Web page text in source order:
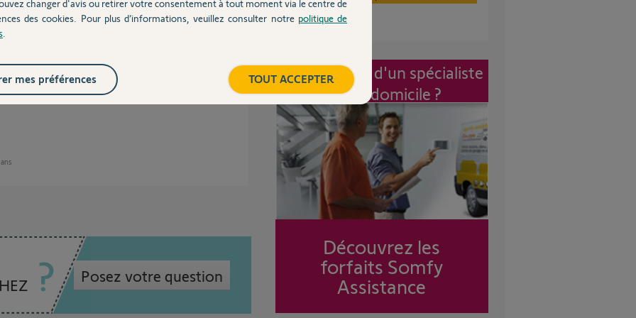
et exploitable. Dans ce cas-là,
qu'il supprime le Link/la caméra depuis
effectuer cette manipulation.
Posez votre question
Intervention d'un spécialiste
à mon domicile ?
Découvrez les
forfaits Somfy
Assistance
changer d'avis ou retirer votre consentement à tout moment via le centre de
des cookies. Pour plus d’informations, veuillez consulter notre politique de
TOUT ACCEPTER
mes préférences